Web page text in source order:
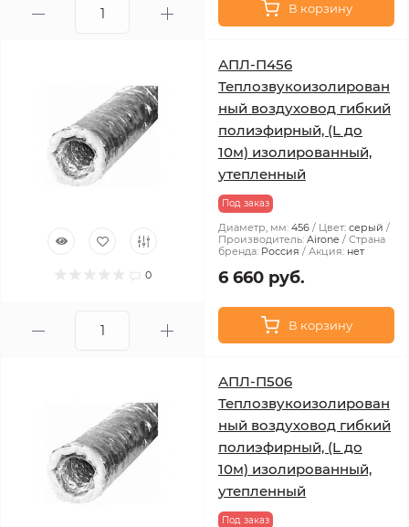
В корзину
0
АПЛ-П456
Теплозвукоизолирован
ный воздуховод гибкий
полиэфирный, (L до
10м) изолированный,
утепленный
Под заказ
Диаметр, мм: 456 Цвет: серый
Производитель: Airone
Страна
бренда: Россия Акция: нет
6 660 руб.
В корзину
АПЛ-П506
Теплозвукоизолирован
ный воздуховод гибкий
полиэфирный, (L до
10м) изолированный,
утепленный
Под заказ